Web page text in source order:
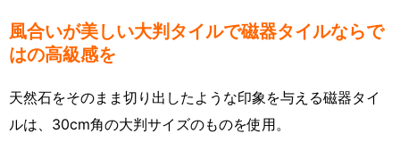
風合いが美しい大判タイルで磁器タイルならで
はの高級感を
天然石をそのまま切り出したような印象を与える磁器タイ
ルは、30cm角の大判サイズのものを使用。